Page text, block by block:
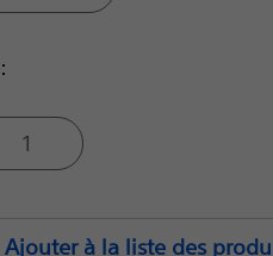
1
Ajouter à la liste des